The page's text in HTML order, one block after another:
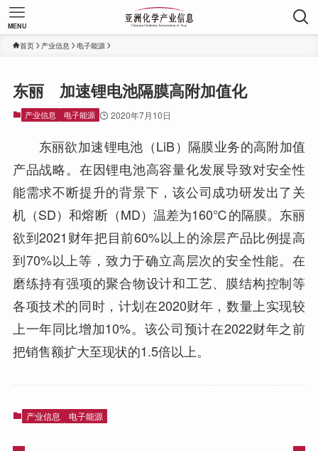
MENU
首页 产业信息 电子能源
东丽 加速锂电池隔膜高附加值化
产业信息 电子能源 2020年7月10日
东丽欲加速锂电池（LiB）隔膜业务的高附加值
产品战略。在因锂电池高容量化发展导致对安全性
能需求不断提升的背景下，该公司成功研发出了关
机（SD）和熔断（MD）温差为160℃的隔膜。东丽
欲到2021财年把目前60%以上的涂层产品比例提高
到70%以上等，致力于确立高层次的安全性能。在
磨练持有强项的聚合物设计和工艺、膜结构控制等
各项技术的同时，计划在2020财年，数量上实现较
上一年同比增加10%。该公司预计在2022财年之前
把销售额扩大至现状的1.5倍以上。
产业信息 电子能源